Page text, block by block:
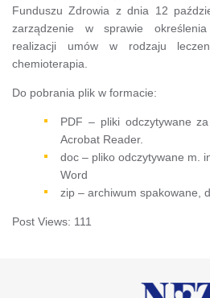
Funduszu Zdrowia z dnia 12
zarządzenie w sprawie
realizacji umów w rodzaju
chemioterapia.
Do pobrania plik w formacie:
PDF – pliki odczytywane
Acrobat Reader.
doc – pliko odczytywane m.
Word
zip – archiwum spakowane,
Post Views: 111